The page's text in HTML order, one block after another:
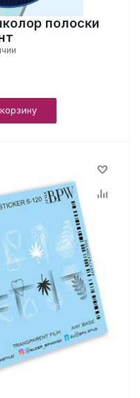
полоски